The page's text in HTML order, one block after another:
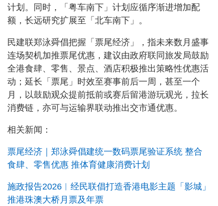
计划。同时，「粤车南下」计划应循序渐进增加配
额，长远研究扩展至「北车南下」。
民建联郑泳舜倡把握「票尾经济」，指未来数月盛事
连场契机加推票尾优惠，建议由政府联同旅发局鼓励
全港食肆、零售、景点、酒店积极推出策略性优惠活
动；延长「票尾」时效至赛事前后一周，甚至一个
月，以鼓励观众提前抵前或赛后留港游玩观光，拉长
消费链，亦可与运输界联动推出交市通优惠。
相关新闻：
票尾经济｜郑泳舜倡建统一数码票尾验证系统 整合
食肆、零售优惠 推体育健康消费计划
施政报告2026︱经民联倡打造香港电影主题「影城」
推港珠澳大桥月票及年票